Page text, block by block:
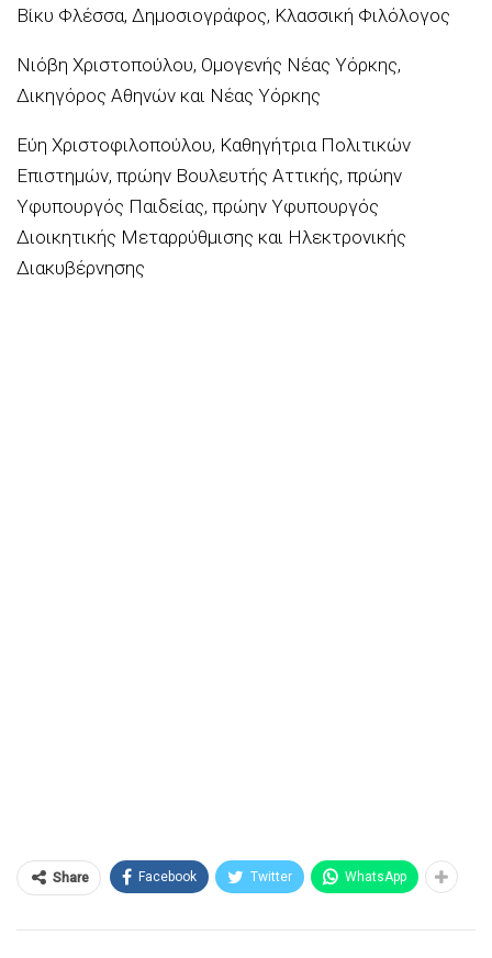
Βίκυ Φλέσσα, Δημοσιογράφος, Κλασσική Φιλόλογος
Νιόβη Χριστοπούλου, Ομογενής Νέας Υόρκης,
Δικηγόρος Αθηνών και Νέας Υόρκης
Εύη Χριστοφιλοπούλου, Καθηγήτρια Πολιτικών
Επιστημών, πρώην Βουλευτής Αττικής, πρώην
Υφυπουργός Παιδείας, πρώην Υφυπουργός
Διοικητικής Μεταρρύθμισης και Ηλεκτρονικής
Διακυβέρνησης
Share Facebook Twitter WhatsApp